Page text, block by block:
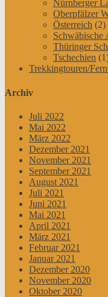
Nürnberger
Oberpfälzer
Österreich (2)
Schwäbische
Thüringer
Tschechien
Trekkingtouren/
Archiv
Juli 2022
Mai 2022
März 2022
Dezember 2021
November 2021
September 2021
August 2021
Juli 2021
Juni 2021
Mai 2021
April 2021
März 2021
Februar 2021
Januar 2021
Dezember 2020
November 2020
Oktober 2020